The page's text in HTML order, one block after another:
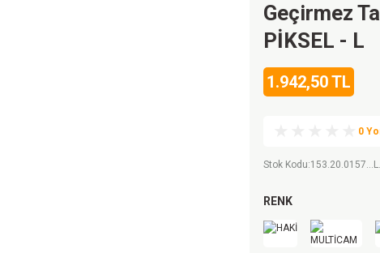
Geçirmez
PİKSEL - L
1.942,50 TL
0
Stok Kodu:
RENK